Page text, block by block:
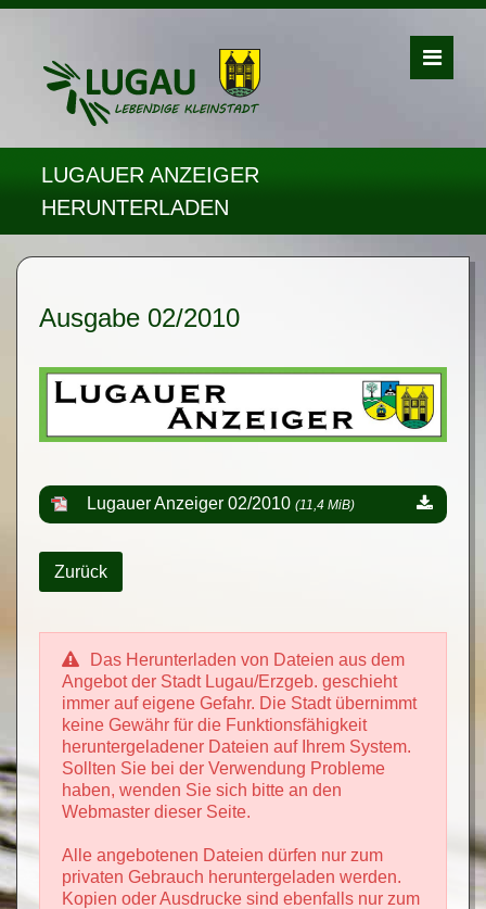
LUGAUER ANZEIGER
HERUNTERLADEN
Ausgabe 02/2010
Lugauer Anzeiger 02/2010 (11,4 MiB)
Zurück
Das Herunterladen von Dateien aus dem
Angebot der Stadt Lugau/Erzgeb. geschieht
immer auf eigene Gefahr. Die Stadt übernimmt
keine Gewähr für die Funktionsfähigkeit
heruntergeladener Dateien auf Ihrem System.
Sollten Sie bei der Verwendung Probleme
haben, wenden Sie sich bitte an den
Webmaster dieser Seite.
Alle angebotenen Dateien dürfen nur zum
privaten Gebrauch heruntergeladen werden.
Kopien oder Ausdrucke sind ebenfalls nur zum